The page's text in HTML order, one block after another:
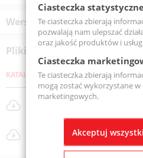
Wersje produktu
Pliki do pobrania
KATALOGI
Dmuchawy bocznokanałowe
Dmuchawy EVO z technologią
Ciasteczka
Te ciasteczka zbierają
pozwalają nam ulepszać
oraz jakość produktów i usług.
Ciasteczka
Te ciasteczka zbierają
mogą zostać wykorzystane w
marketingowych.
Akceptuj